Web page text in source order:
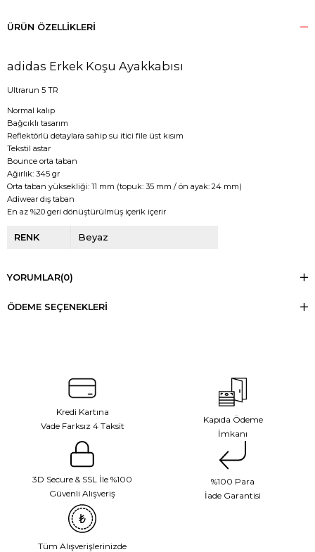
ÜRÜN ÖZELLIKLERI
adidas Erkek Koşu Ayakkabısı
Ultrarun 5 TR
Normal kalıp
Bağcıklı tasarım
Reflektörlü detaylara sahip su itici file üst kısım
Tekstil astar
Bounce orta taban
Ağırlık: 345 gr
Orta taban yüksekliği: 11 mm (topuk: 35 mm / ön ayak: 24 mm)
Adiwear dış taban
En az %20 geri dönüştürülmüş içerik içerir
RENK Beyaz
YORUMLAR(0)
ÖDEME SEÇENEKLERI
Kredi Kartına
Vade Farksız 4 Taksit
Kapıda Ödeme
İmkanı
3D Secure & SSL İle %100
Güvenli Alışveriş
%100 Para
İade Garantisi
Tüm Alışverişlerinizde